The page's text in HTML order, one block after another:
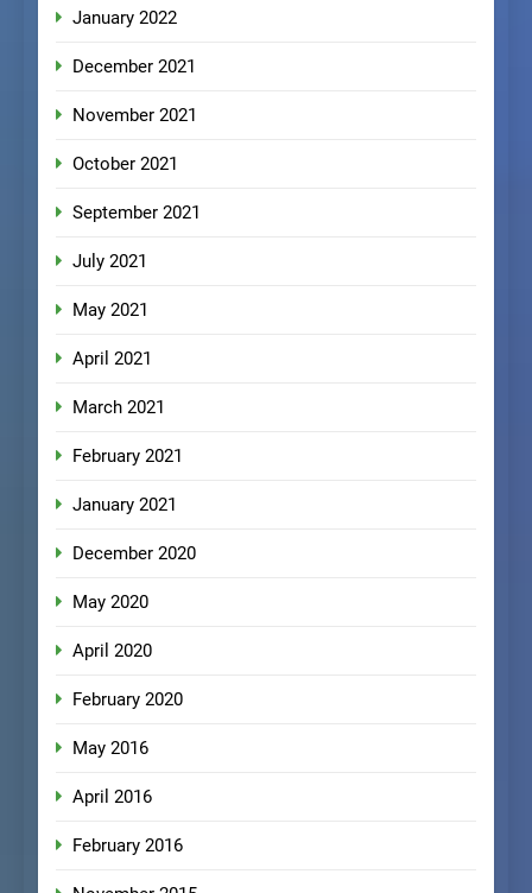
January 2022
December 2021
November 2021
October 2021
September 2021
July 2021
May 2021
April 2021
March 2021
February 2021
January 2021
December 2020
May 2020
April 2020
February 2020
May 2016
April 2016
February 2016